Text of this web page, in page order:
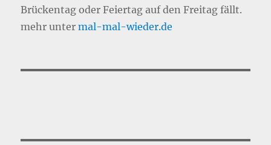
Brückentag oder Feiertag auf den Freitag fällt.
mehr untermal-mal-wieder.de